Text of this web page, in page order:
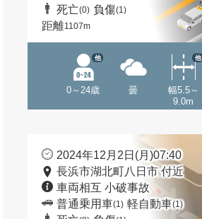
死亡(0) 負傷(1)
距離1107m
0～24歳
他
曇
幅5.5～
9.0m
他
2024年12月2日(月)07:40
長浜市湖北町八日市 付近
車両相互 小破事故
普通乗用車(1) 軽自動車(1)